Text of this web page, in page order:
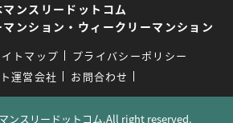
マンスリードットコム
ンション・ウィークリーマンション
トマップ
プライバシーポリシー
運営会社
お問合わせ
ンスリードットコム.All right reserved.